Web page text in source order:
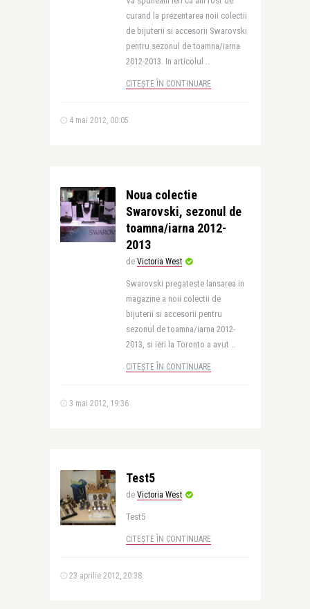
curand la prezentarea noii colectii
de bijuterii si accesorii Swarovski
pentru sezonul de toamna/iarna
2012-2013. In articolul ..
CITEȘTE ÎN CONTINUARE
4 mai 2012, 00:05
Noua colectie
Swarovski, sezonul de
toamna/iarna 2012-
2013
de Victoria West
Swarovski pregateste lansarea in
magazine a noii colectii de
bijuterii si accesorii pentru
sezonul de toamna/iarna 2012-
2013, si ieri la Toronto a avut ..
CITEȘTE ÎN CONTINUARE
3 mai 2012, 19:36
Test5
de Victoria West
Test5
CITEȘTE ÎN CONTINUARE
23 aprilie 2012, 20:38